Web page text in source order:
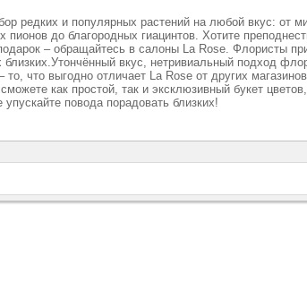
редких и популярных растений на любой вкус: от
до благородных гиацинтов. Хотите
– обращайтесь в салоны La Rose. Флористы
Утончённый вкус, нетривиальный подход
то, что выгодно отличает La Rose от других
как простой, так и эксклюзивный букет
повода порадовать близких!